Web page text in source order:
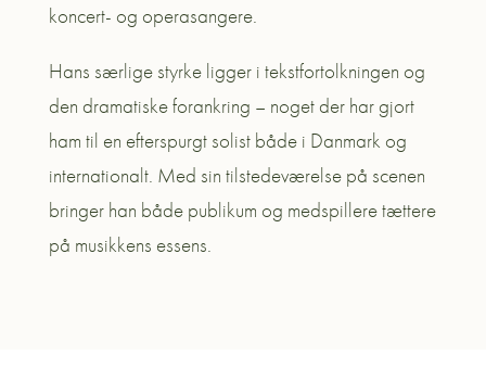
koncert- og operasangere.
Hans særlige styrke ligger i tekstfortolkningen og
den dramatiske forankring – noget der har gjort
ham til en efterspurgt solist både i Danmark og
internationalt. Med sin tilstedeværelse på scenen
bringer han både publikum og medspillere tættere
på musikkens essens.